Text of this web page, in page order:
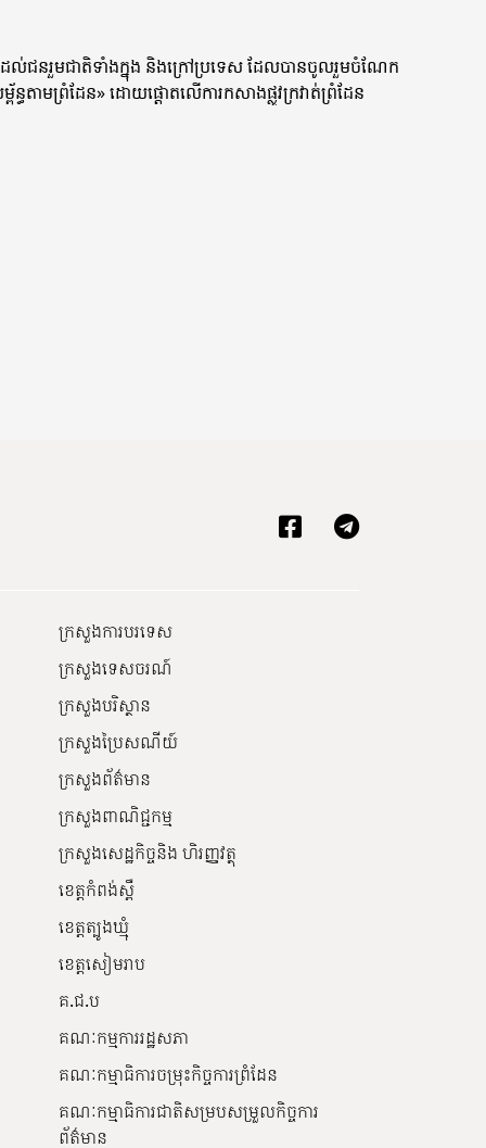
ជនរួមជាតិទាំងក្នុង​ និងក្រៅប្រទេស​ ដែលបានចូលរួមចំណែក
តាមព្រំដែន» ដោយផ្ដោតលើការកសាងផ្លូវក្រវាត់ព្រំដែន
ក្រសួងការបរទេស
ក្រសួងទេសចរណ៍
ក្រសួងបរិស្ថាន
ក្រសួងប្រៃសណីយ៍
ក្រសួងព័ត៌មាន
ក្រសួងពាណិជ្ជកម្ម
ក្រសួងសេដ្ឋកិច្ចនិង ហិរញ្ញវត្ថុ
ខេត្តកំពង់ស្ពឺ
ខេត្តត្បូងឃ្មុំ
ខេត្តសៀមរាប
គ.ជ.ប
គណៈកម្មការរដ្ឋសភា
គណៈកម្មាធិការចម្រុះកិច្ចការព្រំដែន
គណៈកម្មាធិការជាតិសម្របសម្រួលកិច្ចការ
ព័ត៌មាន